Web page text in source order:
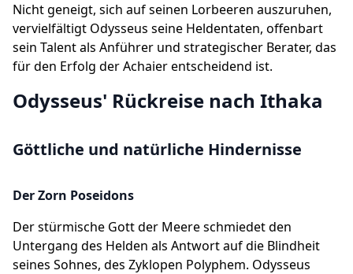
Nicht geneigt, sich auf seinen Lorbeeren auszuruhen,
vervielfältigt Odysseus seine Heldentaten, offenbart
sein Talent als Anführer und strategischer Berater, das
für den Erfolg der Achaier entscheidend ist.
Odysseus' Rückreise nach Ithaka
Göttliche und natürliche Hindernisse
Der Zorn Poseidons
Der stürmische Gott der Meere schmiedet den
Untergang des Helden als Antwort auf die Blindheit
seines Sohnes, des Zyklopen Polyphem. Odysseus